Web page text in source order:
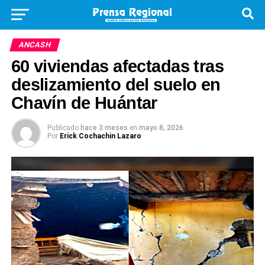
ANCASH
60 viviendas afectadas tras
deslizamiento del suelo en
Chavín de Huántar
Publicado hace 3 meses en mayo 8, 2026
Por Erick Cochachin Lazaro